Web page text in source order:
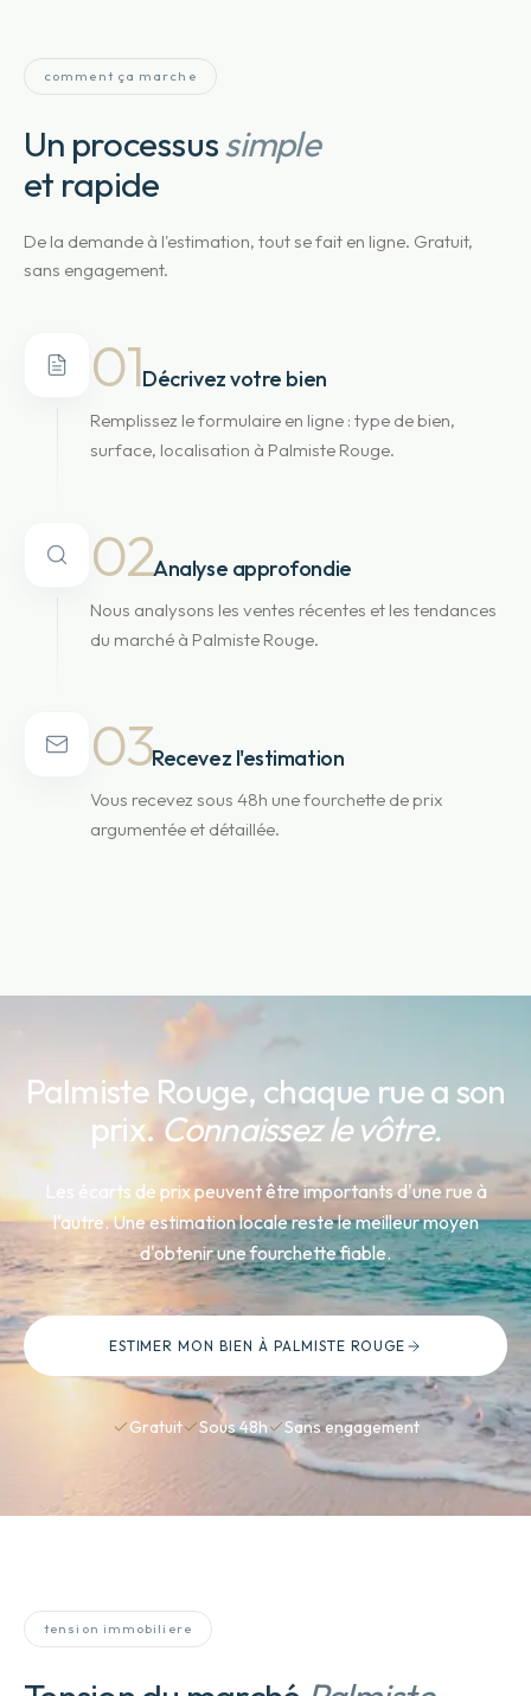
comment ça marche
Un processussimple
et rapide
De la demande à l'estimation, tout se fait en ligne. Gratuit,
sans engagement.
01Décrivez votre bien
Remplissez le formulaire en ligne : type de bien,
surface, localisation à Palmiste Rouge.
02Analyse approfondie
Nous analysons les ventes récentes et les tendances
du marché à Palmiste Rouge.
03Recevez l'estimation
Vous recevez sous 48h une fourchette de prix
argumentée et détaillée.
Palmiste Rouge, chaque rue a son
prix.Connaissez le vôtre.
Les écarts de prix peuvent être importants d'une rue à
l'autre. Une estimation locale reste le meilleur moyen
d'obtenir une fourchette fiable.
ESTIMER MON BIEN À PALMISTE ROUGE
Gratuit Sous 48h Sans engagement
tension immobiliere